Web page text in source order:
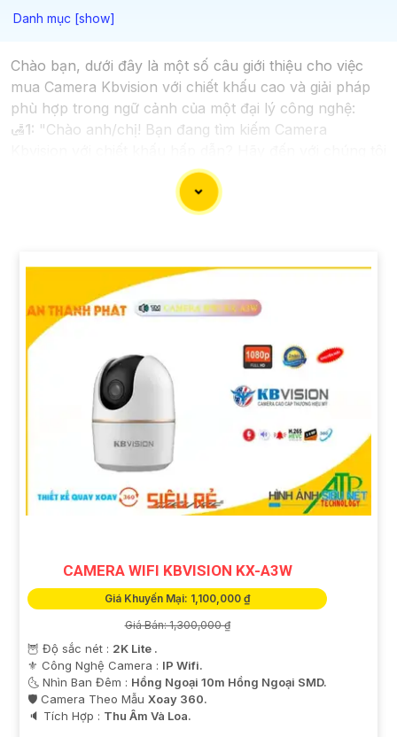
Chào bạn, dưới đây là một số câu giới thiệu cho việc
mua Camera Kbvision với chiết khấu cao và giải pháp
phù hợp trong ngữ cảnh của một đại lý công nghệ:
🛃1: "Chào anh/chị! Bạn đang tìm kiếm Camera
để nhận ưu đãi đặc biệt và được tư vấn về giải pháp
chính xác nhất cho nhu cầu an ninh của bạn!"
"Bạn muốn mua Camera Kbvision với giá ưu đãi
"Chúng tôi cam kết cung cấp Camera Kbvision
chính hãng với chiết khấu cao nhất trên thị trường.
Hãy đến với chúng tôi để trải nghiệm dịch vụ tốt nhất
và nhận được sự tư vấn chuyên nghiệp về giải pháp an
ninh cần thiết!"
Hy vọng những câu giới thiệu trên sẽ giúp bạn thành
công trong việc tiếp cận khách hàng và tăng cơ hội
bán hàng của bạn. Nếu có bất kỳ yêu cầu hay câu hỏi
nào khác, bạn có thể chia sẻ để tôi hỗ trợ bạn tốt hơn!
CAMERA WIFI KBVISION KX-A3W
Giá Khuyến Mại: 1,100,000 ₫
Giá Bán: 1,300,000 ₫
🦉 Độ sắc nét : 2K Lite .
⚜️ Công Nghệ Camera : IP Wifi.
🌜 Nhìn Ban Đêm : Hồng Ngoại 10m Hồng Ngoại SMD.
🛡 Camera Theo Mẫu Xoay 360.
️🔈 Tích Hợp : Thu Âm Và Loa.